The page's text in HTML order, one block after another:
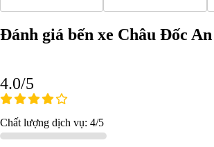
Đánh giá bến xe Châu Đốc
4.0/5
Chất lượng dịch vụ: 4/5